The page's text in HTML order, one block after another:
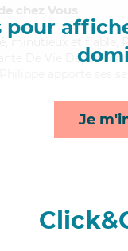
pour
Je
chez Vous
, minutieux et fiable,
De Vie